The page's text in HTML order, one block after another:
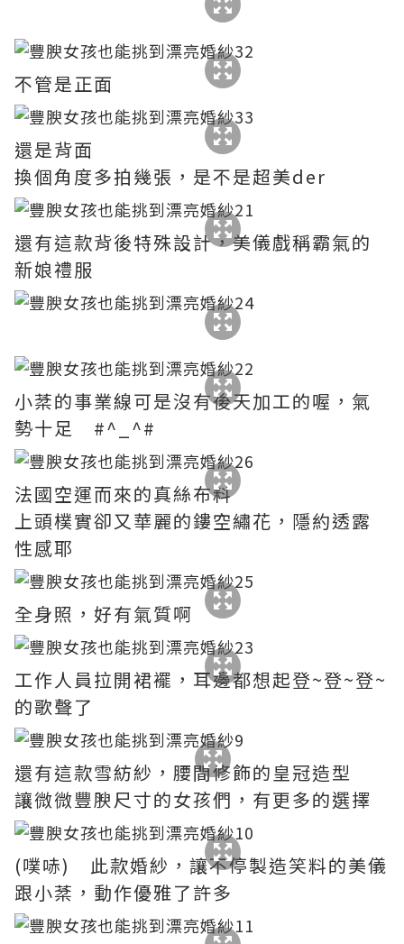
不管是正面
還是背面
換個角度多拍幾張，是不是超美der
還有這款背後特殊設計，美儀戲稱霸氣的
新娘禮服
小棻的事業線可是沒有後天加工的喔，氣
勢十足 #^_^#
法國空運而來的真絲布料
上頭樸實卻又華麗的鏤空繡花，隱約透露
性感耶
全身照，好有氣質啊
工作人員拉開裙襬，耳邊都想起登~登~登~
的歌聲了
還有這款雪紡紗，腰間修飾的皇冠造型
讓微微豐腴尺寸的女孩們，有更多的選擇
(噗哧) 此款婚紗，讓不停製造笑料的美儀
跟小棻，動作優雅了許多